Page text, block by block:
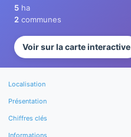
5 ha
2 communes
Voir sur la carte interactive
Localisation
Présentation
Chiffres clés
Informations